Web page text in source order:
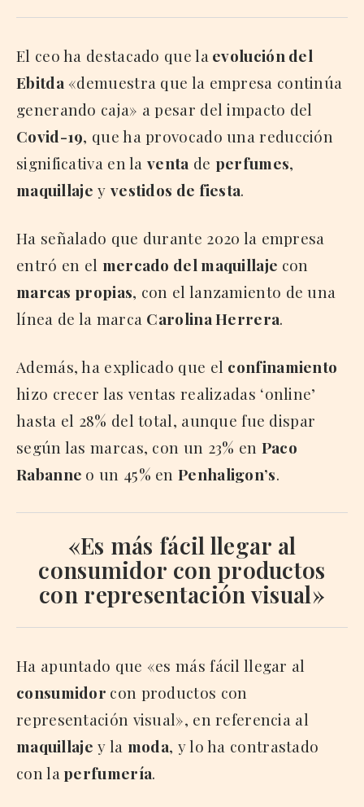
El ceo ha destacado que la evolución del
Ebitda «demuestra que la empresa continúa
generando caja» a pesar del impacto del
Covid-19, que ha provocado una reducción
significativa en laventa de perfumes,
maquillaje y vestidos de fiesta.
Ha señalado que durante 2020 la empresa
entró en el mercado del maquillaje con
marcas propias, con el lanzamiento de una
línea de la marca Carolina Herrera.
Además, ha explicado que el confinamiento
hizo crecer las ventas realizadas ‘online’
hasta el 28% del total, aunque fue dispar
según las marcas, con un 23% en Paco
Rabanne o un 45% enPenhaligon’s.
«Es más fácil llegar al
consumidor con productos
con representación visual»
Ha apuntado que «es más fácil llegar al
consumidor con productos con
representación visual», en referencia al
maquillaje y la moda, y lo ha contrastado
con la perfumería.